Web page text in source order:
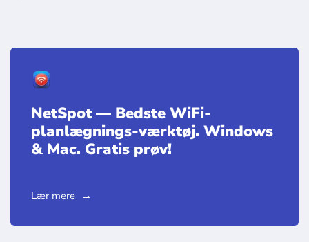
NetSpot — Bedste WiFi-
planlægnings-værktøj. Windows
& Mac. Gratis prøv!
Lær mere